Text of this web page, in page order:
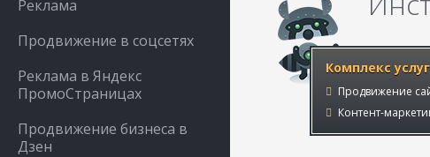
Комплекс
Продвижение
Контент-
Реклама
Продвижение в соцсетях
Реклама в Яндекс
ПромоСтраницах
Продвижение бизнеса в
Дзен